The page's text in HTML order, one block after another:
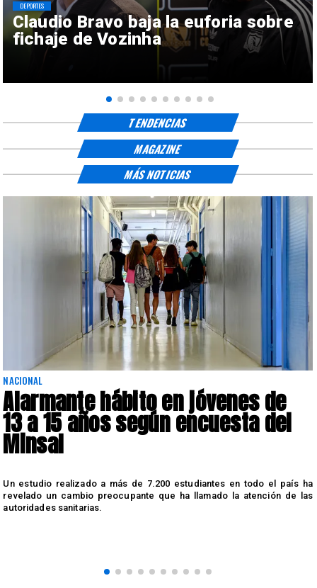
Claudio Bravo baja la euforia sobre
fichaje de Vozinha
DEPORTES
TENDENCIAS
MAGAZINE
NACIONAL
Alarmante hábito en jóvenes de
13 a 15 años según encuesta del
Minsal
Un estudio realizado a más de 7.200 estudiantes en todo el país ha
revelado un cambio preocupante que ha llamado la atención de las
autoridades sanitarias.
MÁS NOTICIAS